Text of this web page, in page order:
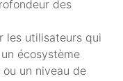
des
les utilisateurs qui
écosystème
un niveau de